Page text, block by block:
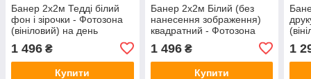
Банер 2х2м Тедді білий
фон і зірочки - Фотозона
(вініловий) на день
народження (без каркасу)
-1 496 ₴
Купити
Банер 2х2м Білий (без
нанесення зображення)
квадратний - Фотозона
(вініловий) (без каркасу) -
"Ламінований"
1 496₴
Купити
1